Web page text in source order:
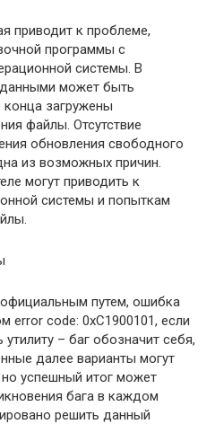
приводит к проблеме,
программы с
системы. В
может быть
загружены
файлы. Отсутствие
обновления свободного
из возможных причин.
могут приводить к
системы и попыткам
путем, ошибка
error code: 0xC1900101, если
– баг обозначит себя,
далее варианты могут
успешный итог может
бага в каждом
решить данный